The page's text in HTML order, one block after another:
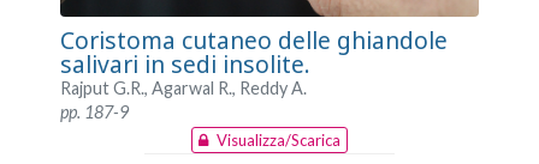
Coristoma cutaneo delle ghiandole
salivari in sedi insolite.
Rajput G.R., Agarwal R., Reddy A.
pp. 187-9
Visualizza/Scarica